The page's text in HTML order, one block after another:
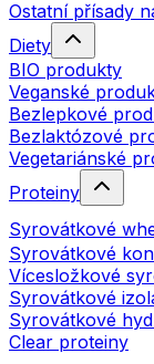
Ostatní přísady
Diety
BIO produkty
Veganské
Bezlepkové
Bezlaktózové
Vegetariánské
Proteiny
Syrovátkové
Syrovátkové
Vícesložkové
Syrovátkové
Syrovátkové
Clear proteiny